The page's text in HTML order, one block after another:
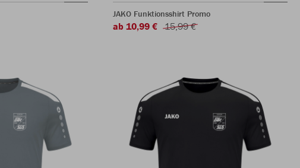
JAKO Funktionsshirt Promo
ab 10,99 € 15,99 €